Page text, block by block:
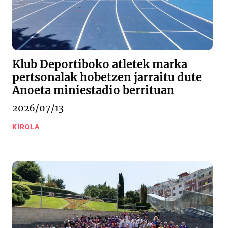
Klub Deportiboko atletek marka
pertsonalak hobetzen jarraitu dute
Anoeta miniestadio berrituan
2026/07/13
KIROLA